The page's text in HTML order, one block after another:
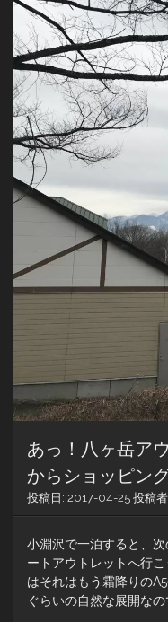
ス
キ
ッ
プ
あっ！八ヶ岳ア
からショッピン
投稿日: 2017-04-25 投稿
小淵沢で一泊すると、
ートアウトレットへ行
はそれはもう霜降りの
ぐらいの自然な展開なの